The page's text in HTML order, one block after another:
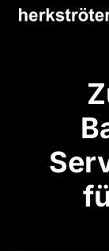
Skip